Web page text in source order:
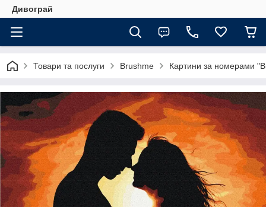
Дивограй
Товари та послуги Brushme Картини за номерами